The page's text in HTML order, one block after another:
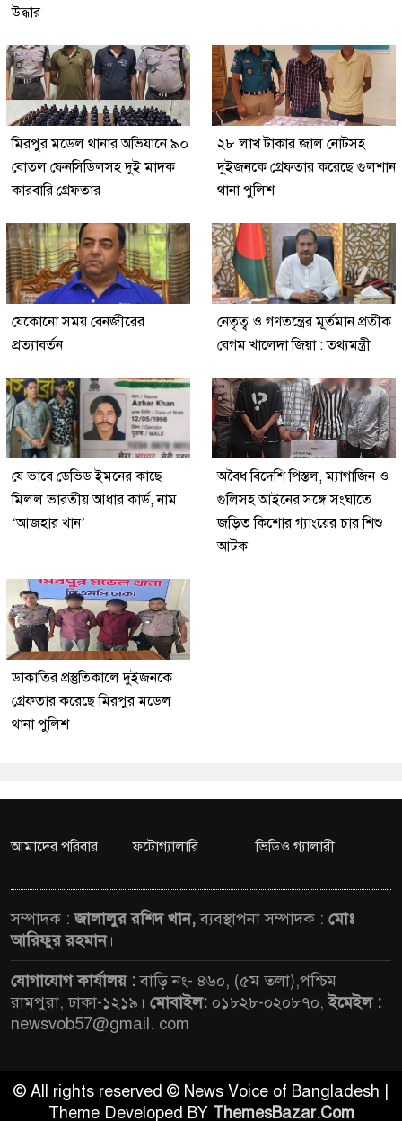
উদ্ধার
মিরপুর মডেল থানার অভিযানে ৯০
বোতল ফেনসিডিলসহ দুই মাদক
কারবারি গ্রেফতার
২৮ লাখ টাকার জাল নোটসহ
দুইজনকে গ্রেফতার করেছে গুলশান
থানা পুলিশ
যেকোনো সময় বেনজীরের
প্রত্যাবর্তন
নেতৃত্ব ও গণতন্ত্রের মূর্তমান প্রতীক
বেগম খালেদা জিয়া : তথ্যমন্ত্রী
যে ভাবে ডেভিড ইমনের কাছে
মিলল ভারতীয় আধার কার্ড, নাম
‘আজহার খান’
অবৈধ বিদেশি পিস্তল, ম্যাগাজিন ও
গুলিসহ আইনের সঙ্গে সংঘাতে
জড়িত কিশোর গ্যাংয়ের চার শিশু
আটক
ডাকাতির প্রস্তুতিকালে দুইজনকে
গ্রেফতার করেছে মিরপুর মডেল
থানা পুলিশ
আমাদের পরিবার ফটোগ্যালারি ভিডিও গ্যালারী
সম্পাদক :জালালুর রশিদ খান,ব্যবস্থাপনা সম্পাদক : মোঃ
আরিফুর রহমান।
যোগাযোগ কার্যালয় :বাড়ি নং- ৪৬০, (৫ম তলা),পশ্চিম
রামপুরা, ঢাকা-১২১৯। মোবাইল: ০১৮২৮-০২০৮৭০,ইমেইল :
newsvob57@gmail. com
© All rights reserved © News Voice of Bangladesh |
Theme Developed BY ThemesBazar.Com